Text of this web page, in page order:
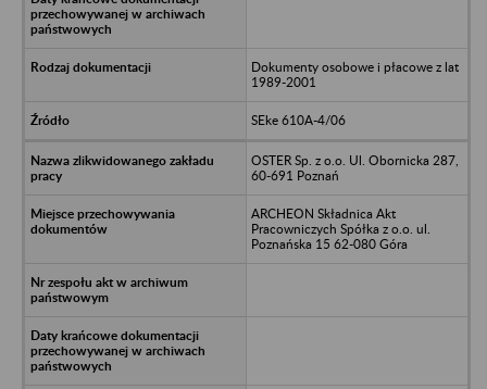
Dokumenty osobowe i płacowe z lat
1989-2001
SEke 610A-4/06
OSTER Sp. z o.o. Ul. Obornicka 287,
60-691 Poznań
ARCHEON Składnica Akt
Pracowniczych Spółka z o.o. ul.
Poznańska 15 62-080 Góra